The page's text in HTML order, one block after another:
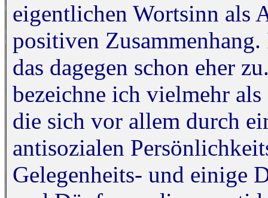
eigentlichen Wortsinn als
positiven
das dagegen schon eher
bezeichne ich vielmehr
die sich vor allem durch
antisozialen
Gelegenheits- und einige